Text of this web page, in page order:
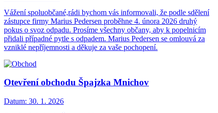
Vážení spoluobčané,rádi bychom vás informovali, že podle sdělení
zástupce firmy Marius Pedersen proběhne 4. února 2026 druhý
pokus o svoz odpadu. Prosíme všechny občany, aby k popelnicím
přidali případné pytle s odpadem. Marius Pedersen se omlouvá za
vzniklé nepříjemnosti a děkuje za vaše pochopení.
Otevření obchodu Špajzka Mnichov
Datum: 30. 1. 2026